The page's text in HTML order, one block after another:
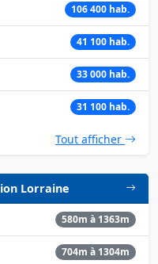
106 400 hab.
41 100 hab.
33 000 hab.
31 100 hab.
Tout afficher
Lorraine
580m à 1363m
704m à 1304m